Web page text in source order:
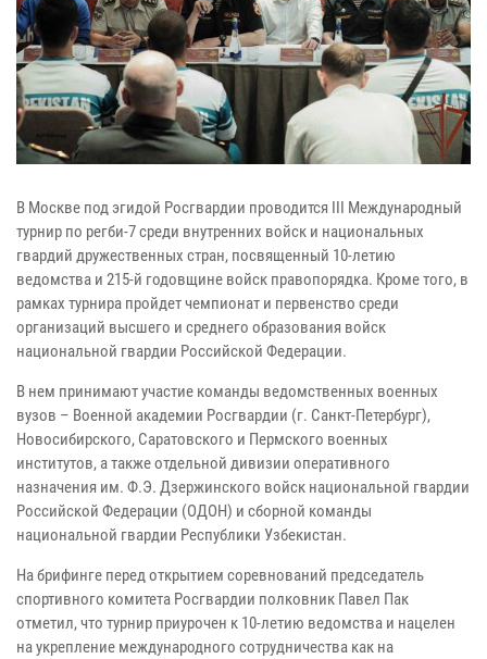
В Москве под эгидой Росгвардии проводится III Международный
турнир по регби-7 среди внутренних войск и национальных
гвардий дружественных стран, посвященный 10-летию
ведомства и 215-й годовщине войск правопорядка. Кроме того, в
рамках турнира пройдет чемпионат и первенство среди
организаций высшего и среднего образования войск
национальной гвардии Российской Федерации.
В нем принимают участие команды ведомственных военных
вузов – Военной академии Росгвардии (г. Санкт-Петербург),
Новосибирского, Саратовского и Пермского военных
институтов, а также отдельной дивизии оперативного
назначения им. Ф.Э. Дзержинского войск национальной гвардии
Российской Федерации (ОДОН) и сборной команды
национальной гвардии Республики Узбекистан.
На брифинге перед открытием соревнований председатель
спортивного комитета Росгвардии полковник Павел Пак
отметил, что турнир приурочен к 10-летию ведомства и нацелен
на укрепление международного сотрудничества как на